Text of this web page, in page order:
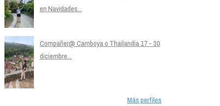
en Navidades...
Compañer@ Camboya o Thailandia 17 - 30
diciembre...
Más perfiles